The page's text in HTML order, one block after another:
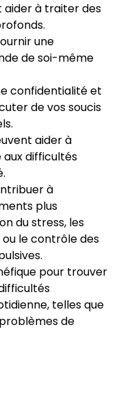
à traiter des
une
de soi-même
confidentialité et
de vos soucis
aider à
difficultés
à
plus
du stress, les
le contrôle des
pour trouver
telles que
de